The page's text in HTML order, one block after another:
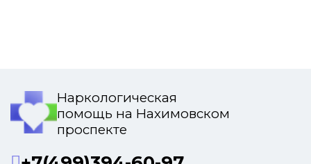
Наркологическая
помощь на Нахимовском
проспекте